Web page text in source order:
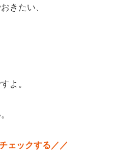
きたい、
よ。
ェックする／／